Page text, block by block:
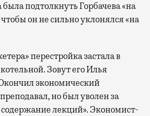
была подтолкнуть Горбачева «на
он не сильно уклонялся «на
перестройка застала в
Зовут его Илья
экономический
но был уволен за
содержание лекций». Экономист-